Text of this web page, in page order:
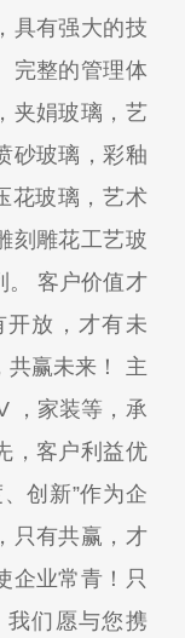
具有强大的技
完整的管理体
夹娟玻璃，艺
砂玻璃，彩釉
花玻璃，艺术
刻雕花工艺玻
。 客户价值才
放，才有未
共赢未来！ 主
，家装等，承
，客户利益优
创新”作为企
只有共赢，才
企业常青！只
们愿与您携